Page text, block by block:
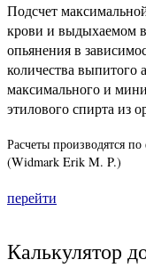
Подсчет
крови и выдыхаемом
опьянения в
количества выпитого
максимального и
этилового спирта из
Расчеты производятся
(Widmark Erik M. P.)
перейти
Калькулятор